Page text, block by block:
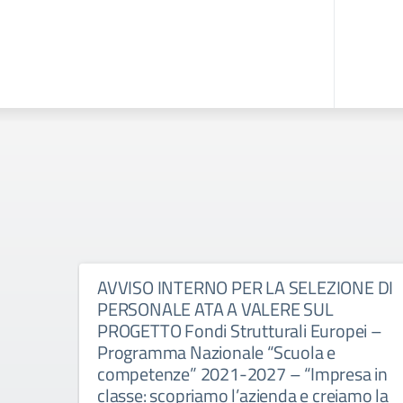
AVVISO INTERNO PER LA SELEZIONE DI
PERSONALE ATA A VALERE SUL
PROGETTO Fondi Strutturali Europei –
Programma Nazionale “Scuola e
competenze” 2021-2027 – “Impresa in
classe: scopriamo l’azienda e creiamo la